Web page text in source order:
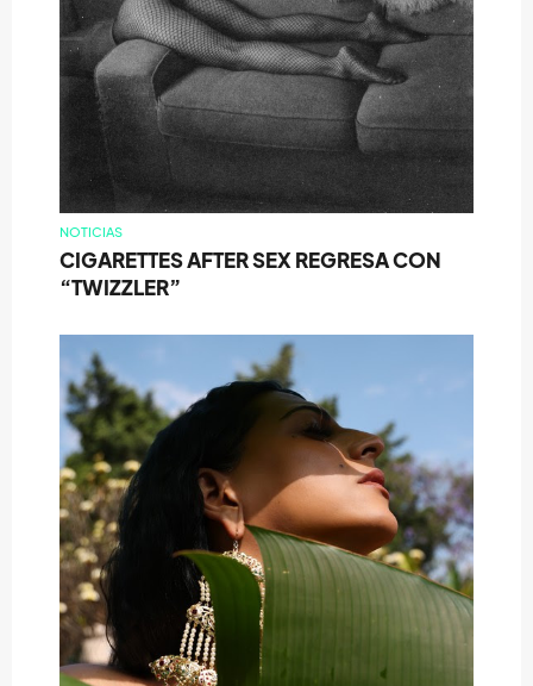
NOTICIAS
CIGARETTES AFTER SEX REGRESA CON
“TWIZZLER”